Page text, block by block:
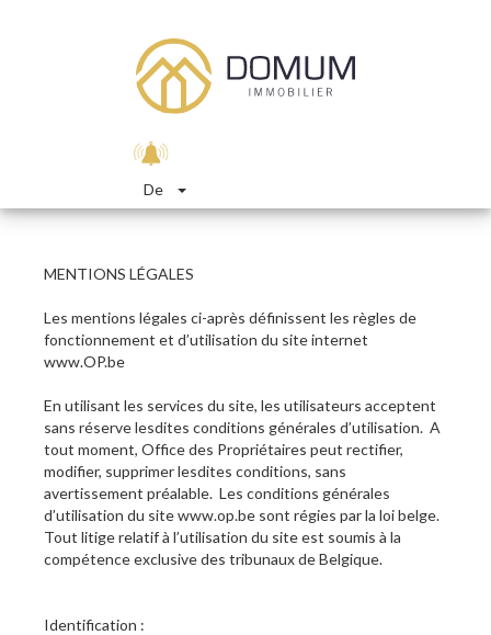
De
MENTIONS LÉGALES
Les mentions légales ci-après définissent les règles de
fonctionnement et d’utilisation du site internet
www.OP.be
En utilisant les services du site, les utilisateurs acceptent
sans réserve lesdites conditions générales d’utilisation. A
tout moment, Office des Propriétaires peut rectifier,
modifier, supprimer lesdites conditions, sans
avertissement préalable. Les conditions générales
d’utilisation du site www.op.be sont régies par la loi belge.
Tout litige relatif à l’utilisation du site est soumis à la
compétence exclusive des tribunaux de Belgique.
Identification :